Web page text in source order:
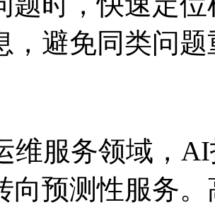
，避免同类问
服务领域，AI
向预测性服务